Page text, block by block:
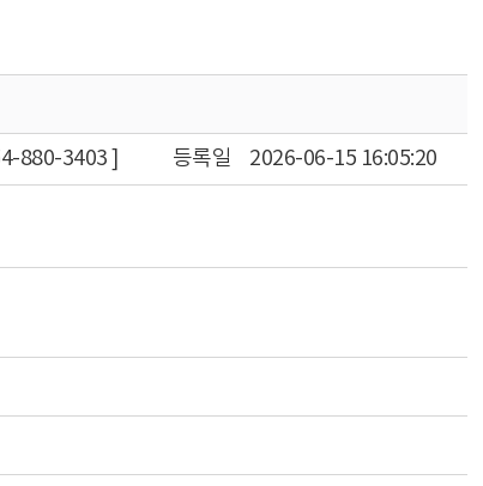
등록일 2026-06-15 16:05:20
880-3403 ]